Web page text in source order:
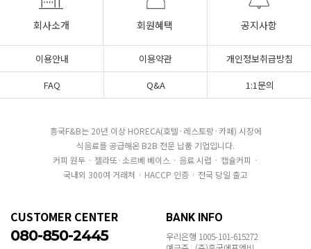
회사소개 회원혜택 공지사항
이용안내 이용약관
개인정보취급방침
FAQ
Q&A 1:1문의
흥국F&B는 20년 이상 HORECA(호텔·레스토랑·카페) 시장에
식음료를 공급해온 B2B 전문 납품 기업입니다.
커피 원두 · 젤라또·소르베 베이스 · 음료 시럽 · 캡슐커피 ·
국내외 300여 거래처 · HACCP 인증 · 전국 당일 출고
CUSTOMER CENTER
080-850-2445
BANK INFO
우리은행 1005-101-615272